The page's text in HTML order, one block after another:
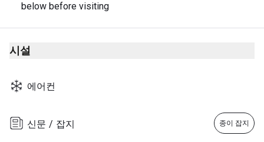
Saturday
below before visiting
시설
에어컨
신문 / 잡지 종이 잡지